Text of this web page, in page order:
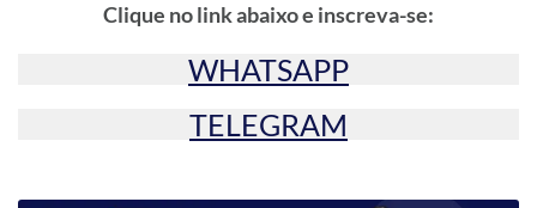
Clique no link abaixo e inscreva-se:
WHATSAPP
TELEGRAM